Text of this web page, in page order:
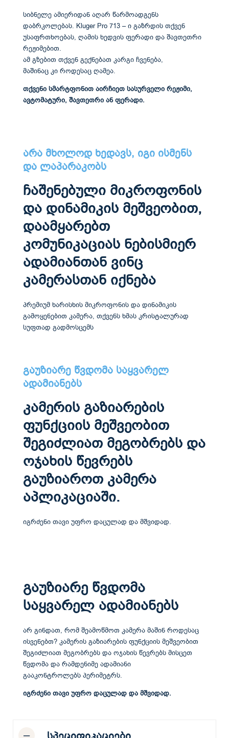
სიბნელე ამიერიდან აღარ წარმოადგენს
დაბრკოლებას. Kluger Pro 713 – ი გაზრდის თქვენ
უსაფრთხოებას, ღამის ხედვის ფერადი და შავთეთრი
რეჟიმებით.
ამ გზებით თქვენ გექნებათ კარგი ჩვენება,
მაშინაც კი როდესაც ღამეა.
თქვენი სმარტფონით აირჩიეთ სასურველი რეჟიმი,
ავტომატური, შავთეთრი ან ფერადი.
არა მხოლოდ ხედავს, იგი ისმენს
და ლაპარაკობს
ჩაშენებული მიკროფონის
და დინამიკის მეშვეობით,
დაამყარებთ
კომუნიკაციას ნებისმიერ
ადამიანთან ვინც
კამერასთან იქნება
პრემიუმ ხარისხის მიკროფონის და დინამიკის
გამოყენებით კამერა, თქვენს ხმას კრისტალურად
სუფთად გადმოსცემს
გაუზიარე წვდომა საყვარელ
ადამიანებს
კამერის გაზიარების
ფუნქციის მეშვეობით
შეგიძლიათ მეგობრებს და
ოჯახის წევრებს
გაუზიაროთ კამერა
აპლიკაციაში.
იგრძენი თავი უფრო დაცულად და მშვიდად.
გაუზიარე წვდომა
საყვარელ ადამიანებს
არ გინდათ, რომ შეამოწმოთ კამერა მაშინ როდესაც
ისვენებთ? კამერის გაზიარების ფუნქციის მეშვეობით
შეგიძლიათ მეგობრებს და ოჯახის წევრებს მისცეთ
წვდომა და რამდენიმე ადამიანი
გააკონტროლებს პერიმეტრს.
იგრძენი თავი უფრო დაცულად და მშვიდად.